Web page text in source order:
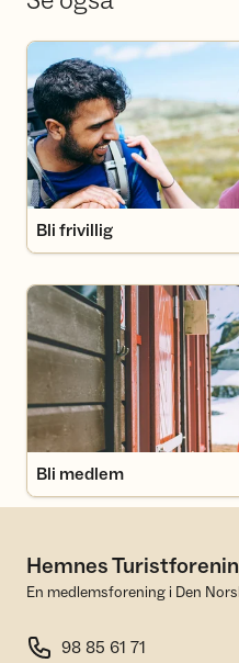
Bli frivillig
Bli frivillig
Bli medlem
Bli medlem
Hemnes
En medlemsforening i Den
98 85 61 71